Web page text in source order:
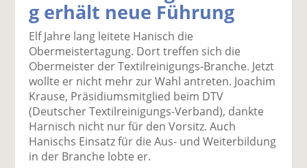
k
a
uf
F
ac
e
b
o
o
k
el
wi
tt
er
uf
Li
n
e
di
n
er
E
m
ai
l
v
er
ru
ck
e
g erhält neue Führung
Elf Jahre lang leitete Hanisch die
Obermeistertagung. Dort treffen sich die
Obermeister der Textilreinigungs-Branche. Jetzt
wollte er nicht mehr zur Wahl antreten. Joachim
Krause, Präsidiumsmitglied beim DTV
(Deutscher Textilreinigungs-Verband), dankte
Harnisch nicht nur für den Vorsitz. Auch
Hanischs Einsatz für die Aus- und Weiterbildung
in der Branche lobte er.